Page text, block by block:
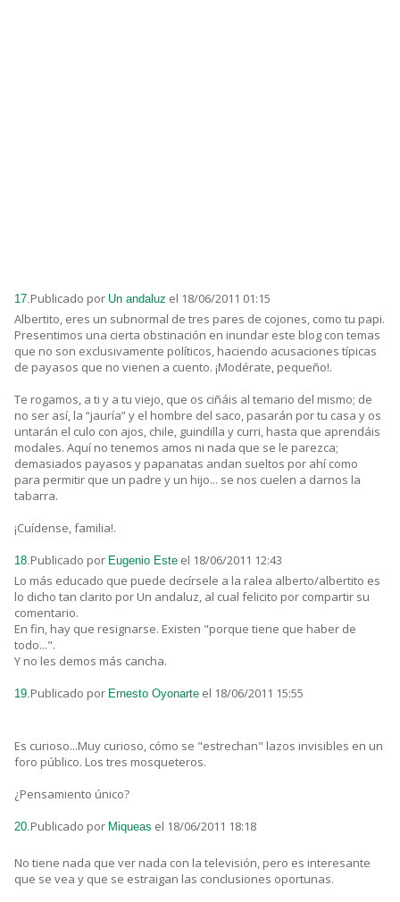
17.Publicado por Un andaluz el 18/06/2011 01:15
Albertito, eres un subnormal de tres pares de cojones, como tu papi.
Presentimos una cierta obstinación en inundar este blog con temas
que no son exclusivamente políticos, haciendo acusaciones típicas
de payasos que no vienen a cuento. ¡Modérate, pequeño!.
Te rogamos, a ti y a tu viejo, que os ciñáis al temario del mismo; de
no ser así, la “jauría” y el hombre del saco, pasarán por tu casa y os
untarán el culo con ajos, chile, guindilla y curri, hasta que aprendáis
modales. Aquí no tenemos amos ni nada que se le parezca;
demasiados payasos y papanatas andan sueltos por ahí como
para permitir que un padre y un hijo... se nos cuelen a darnos la
tabarra.
¡Cuídense, familia!.
18.Publicado por Eugenio Este el 18/06/2011 12:43
Lo más educado que puede decírsele a la ralea alberto/albertito es
lo dicho tan clarito por Un andaluz, al cual felicito por compartir su
comentario.
En fin, hay que resignarse. Existen "porque tiene que haber de
todo...".
Y no les demos más cancha.
19.Publicado por Ernesto Oyonarte el 18/06/2011 15:55
Es curioso...Muy curioso, cómo se "estrechan" lazos invisibles en un
foro público. Los tres mosqueteros.
¿Pensamiento único?
20.Publicado por Miqueas el 18/06/2011 18:18
No tiene nada que ver nada con la televisión, pero es interesante
que se vea y que se estraigan las conclusiones oportunas.